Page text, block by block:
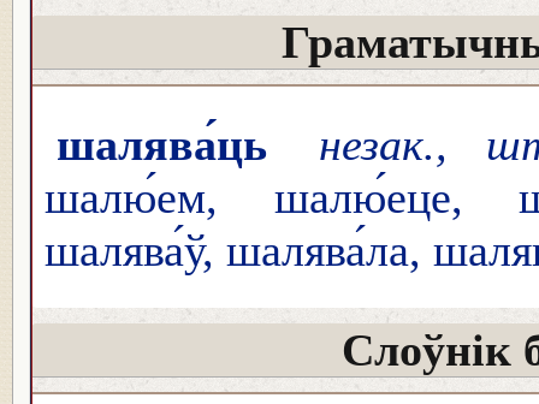
шалява́ць
незак.,
шалю́ем, шалю́еце,
шалява́ў, шалява́ла,
Слоўнік